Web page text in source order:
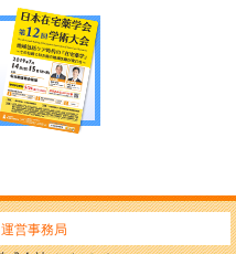
運営事務局